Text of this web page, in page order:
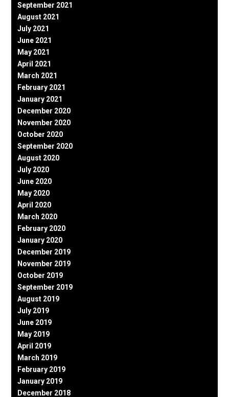
September 2021
August 2021
July 2021
June 2021
May 2021
April 2021
March 2021
February 2021
January 2021
December 2020
November 2020
October 2020
September 2020
August 2020
July 2020
June 2020
May 2020
April 2020
March 2020
February 2020
January 2020
December 2019
November 2019
October 2019
September 2019
August 2019
July 2019
June 2019
May 2019
April 2019
March 2019
February 2019
January 2019
December 2018